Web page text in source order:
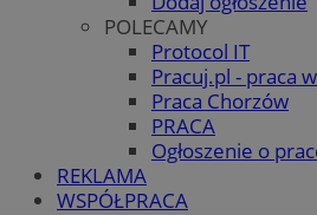
POLECAMY
Protocol IT
Pracuj.pl - praca
Praca Chorzów
PRACA
Ogłoszenie o
REKLAMA
WSPÓŁPRACA